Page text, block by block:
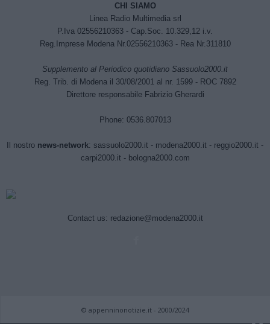
CHI SIAMO
Linea Radio Multimedia srl
P.Iva 02556210363 - Cap.Soc. 10.329,12 i.v.
Reg.Imprese Modena Nr.02556210363 - Rea Nr.311810
Supplemento al Periodico quotidiano Sassuolo2000.it
Reg. Trib. di Modena il 30/08/2001 al nr. 1599 - ROC 7892
Direttore responsabile Fabrizio Gherardi
Phone: 0536.807013
Il nostro news-network: sassuolo2000.it - modena2000.it - reggio2000.it -
carpi2000.it- bologna2000.com
Contact us: redazione@modena2000.it
© appenninonotizie.it - 2000/2024